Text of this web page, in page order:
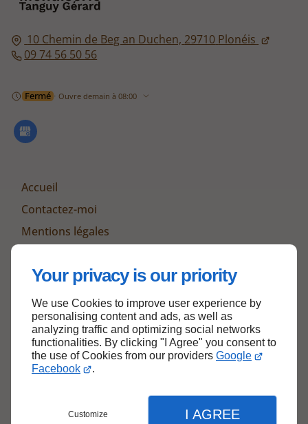
Your privacy is our priority
We use Cookies to improve user experience by
personalising content and ads, as well as
analyzing traffic and optimizing social networks
functionalities. By clicking "I Agree" you consent to
the use of Cookies from our providers Google
Facebook
.
Customize I AGREE
10 Chemin de Beg an Duchen, 29710 Plonéis
09 74 56 50 56
Fermé ⋅ Ouvre demain à 08:00
Accueil
Contactez-moi
Mentions légales
Haut de page